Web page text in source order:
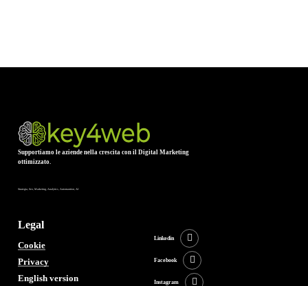
Supportiamo le aziende nella crescita con il Digital Marketing
ottimizzato.
Strategia, Seo, Marketing, Analytics, Automantion, AI
Legal
Cookie
Privacy
English version
Linkedin
Facebook
Instagram